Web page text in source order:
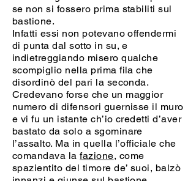
se non si fossero prima stabiliti sul
bastione.
Infatti essi non potevano offendermi
di punta dal sotto in su, e
indietreggiando misero qualche
scompiglio nella prima fila che
disordinò del pari la seconda.
Credevano forse che un maggior
numero di difensori guernisse il muro
e vi fu un istante ch’io credetti d’aver
bastato da solo a sgominare
l’assalto. Ma in quella l’officiale che
comandava lafazione, come
spazientito del timore de’ suoi, balzò